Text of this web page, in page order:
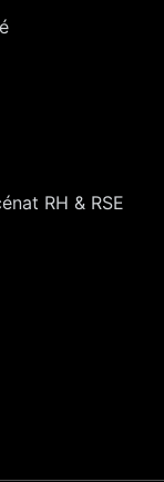
RH & RSE